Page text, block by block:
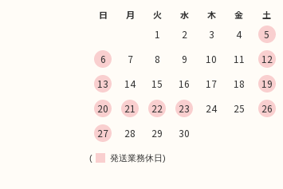
日 月 火 水 木 金 土
1 2 3 4
5
6
7 8 9 10 11
12
13
14 15 16 17 18
19
20
21 22 23 24 25
26
27
28 29 30
( 発送業務休日)